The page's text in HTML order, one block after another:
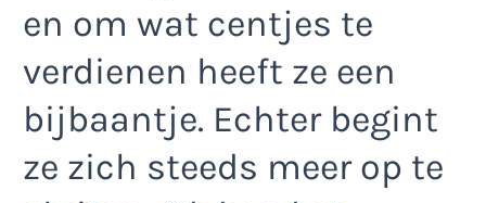
en om wat centjes te
verdienen heeft ze een
bijbaantje. Echter begint
ze zich steeds meer op te